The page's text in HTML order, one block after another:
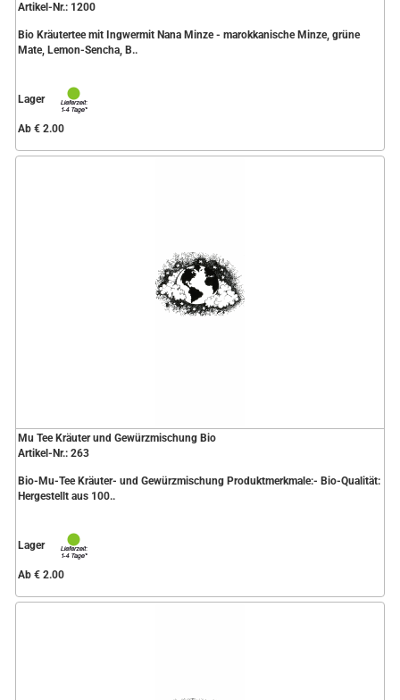
Artikel-Nr.: 1200
Bio Kräutertee mit Ingwermit Nana Minze - marokkanische Minze, grüne
Mate, Lemon-Sencha, B..
Lager
Ab € 2.00
Mu Tee Kräuter und Gewürzmischung Bio
Artikel-Nr.: 263
Bio-Mu-Tee Kräuter- und Gewürzmischung Produktmerkmale:- Bio-Qualität:
Hergestellt aus 100..
Lager
Ab € 2.00